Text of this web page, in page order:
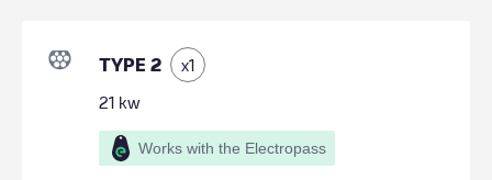
TYPE 2 x1
21 kw
Works with the Electropass